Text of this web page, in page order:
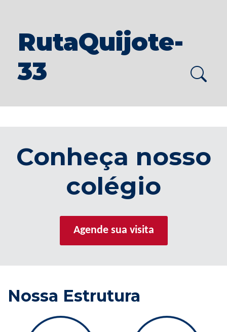
RutaQuijote-
33
Conheça nosso
colégio
Agende sua visita
Nossa Estrutura